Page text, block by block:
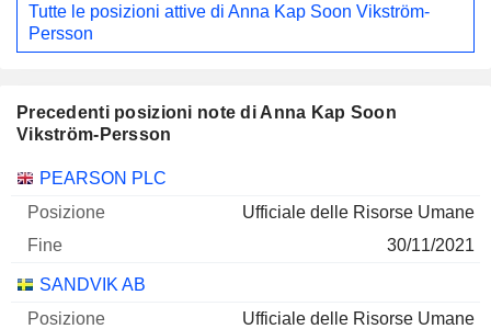
Tutte le posizioni attive di Anna Kap Soon Vikström-
Persson
Precedenti posizioni note di Anna Kap Soon
Vikström-Persson
Società Posizione
PEARSON PLC
Ufficiale delle Risorse Umane
30/11/2021
SANDVIK AB
Ufficiale delle Risorse Umane